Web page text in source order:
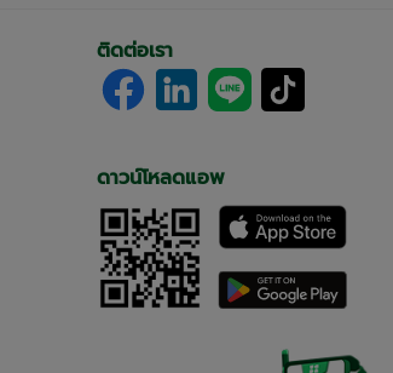
ติดต่อเรา
ดาวน์โหลดแอพ